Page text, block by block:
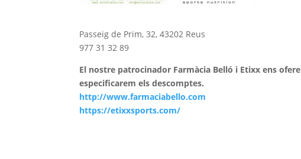
Passeig de Prim, 32, 43202 Reus
977 31 32 89
El nostre patrocinador Farmàcia Belló i Etixx ens
especificarem els descomptes.
http://www.farmaciabello.com
https://etixxsports.com/